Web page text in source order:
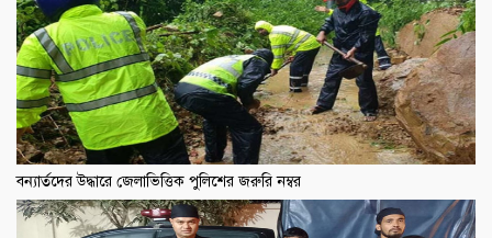
বন্যার্তদের উদ্ধারে জেলাভিত্তিক পুলিশের জরুরি নম্বর